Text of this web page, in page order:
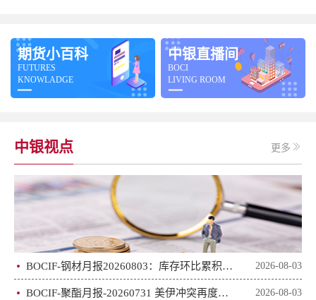
期货小百科
FUTURES
KNOWLADGE
中银直播间
BOCI
LIVING ROOM
中银视点 更多
BOCIF-钢材月报20260803：库存环比累积，钢价下跌调整 2026-08-03
BOCIF-聚酯月报-20260731 美伊冲突再度升级，地缘因素仍是关键驱动 2026-08-03